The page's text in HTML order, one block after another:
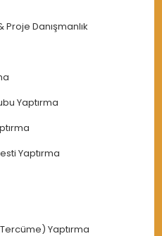
Proje Danışmanlık
Yaptırma
Yaptırma
Yaptırma